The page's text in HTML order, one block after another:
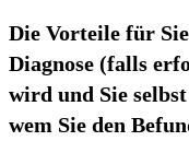
Die Vorteile für
Diagnose (falls
wird und Sie
wem Sie den